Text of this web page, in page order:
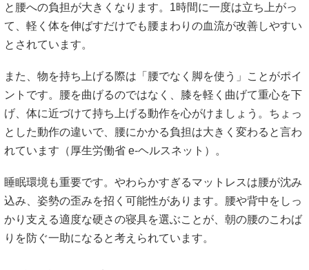
と腰への負担が大きくなります。1時間に一度は立ち上がっ
て、軽く体を伸ばすだけでも腰まわりの血流が改善しやすい
とされています。
また、物を持ち上げる際は「腰でなく脚を使う」ことがポイ
ントです。腰を曲げるのではなく、膝を軽く曲げて重心を下
げ、体に近づけて持ち上げる動作を心がけましょう。ちょっ
とした動作の違いで、腰にかかる負担は大きく変わると言わ
れています（ 厚生労働省 e-ヘルスネット ）。
睡眠環境も重要です。やわらかすぎるマットレスは腰が沈み
込み、姿勢の歪みを招く可能性があります。腰や背中をしっ
かり支える適度な硬さの寝具を選ぶことが、朝の腰のこわば
りを防ぐ一助になると考えられています。